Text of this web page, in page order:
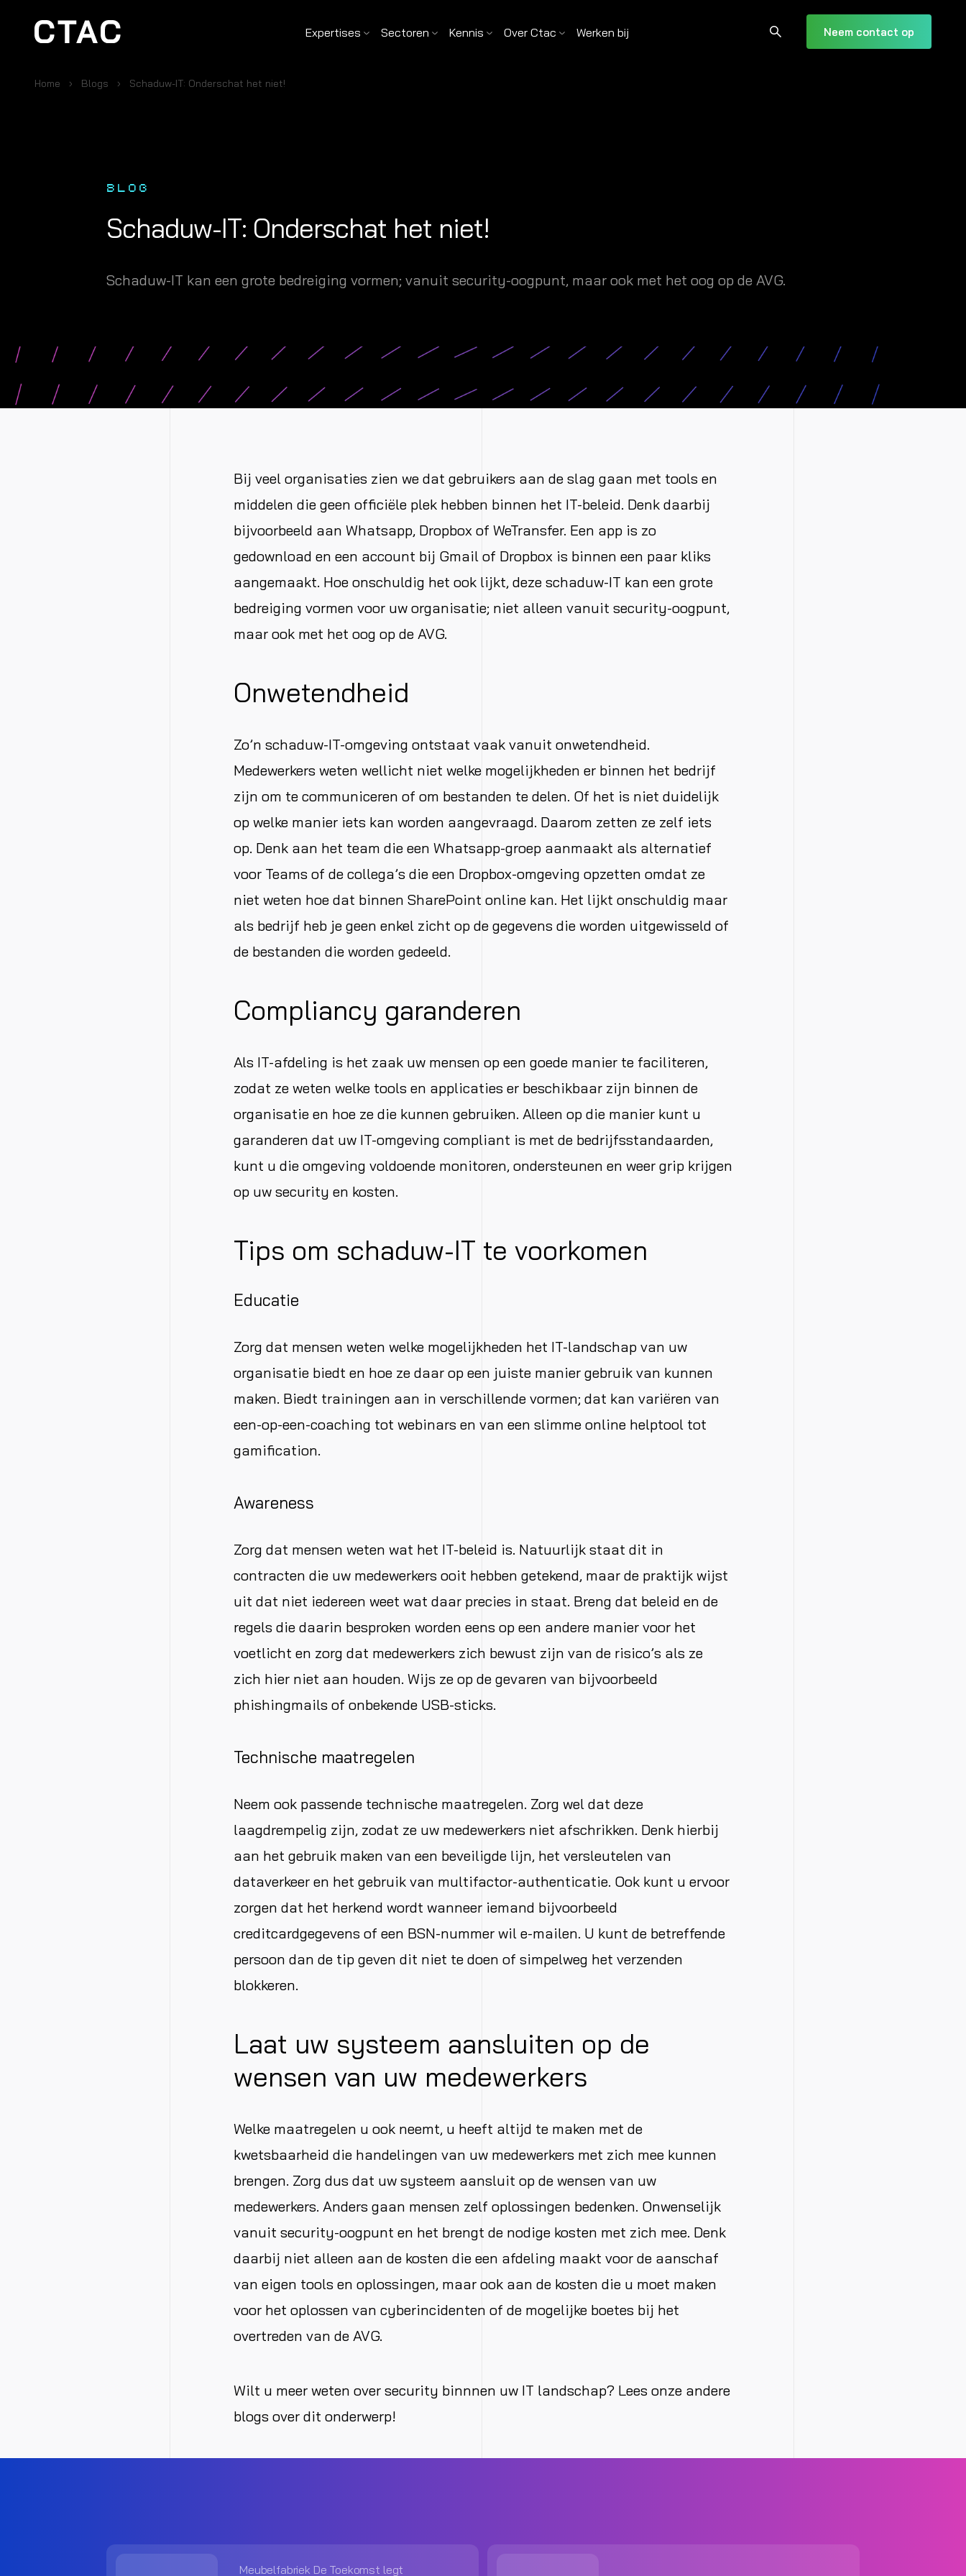
Expertises Sectoren Kennis Over Ctac Werken bij Neem contact op
Home Blogs Schaduw-IT: Onderschat het niet!
BLOG
Schaduw-IT: Onderschat het niet!
Schaduw-IT kan een grote bedreiging vormen; vanuit security-oogpunt, maar ook met het oog op de AVG.
Bij veel organisaties zien we dat gebruikers aan de slag gaan met tools en
middelen die geen officiële plek hebben binnen het IT-beleid. Denk daarbij
bijvoorbeeld aan Whatsapp, Dropbox of WeTransfer. Een app is zo
gedownload en een account bij Gmail of Dropbox is binnen een paar kliks
aangemaakt. Hoe onschuldig het ook lijkt, deze schaduw-IT kan een grote
bedreiging vormen voor uw organisatie; niet alleen vanuit security-oogpunt,
maar ook met het oog op de AVG.
Onwetendheid
Zo’n schaduw-IT-omgeving ontstaat vaak vanuit onwetendheid.
Medewerkers weten wellicht niet welke mogelijkheden er binnen het bedrijf
zijn om te communiceren of om bestanden te delen. Of het is niet duidelijk
op welke manier iets kan worden aangevraagd. Daarom zetten ze zelf iets
op. Denk aan het team die een Whatsapp-groep aanmaakt als alternatief
voor Teams of de collega’s die een Dropbox-omgeving opzetten omdat ze
niet weten hoe dat binnen SharePoint online kan. Het lijkt onschuldig maar
als bedrijf heb je geen enkel zicht op de gegevens die worden uitgewisseld of
de bestanden die worden gedeeld.
Compliancy garanderen
Als IT-afdeling is het zaak uw mensen op een goede manier te faciliteren,
zodat ze weten welke tools en applicaties er beschikbaar zijn binnen de
organisatie en hoe ze die kunnen gebruiken. Alleen op die manier kunt u
garanderen dat uw IT-omgeving compliant is met de bedrijfsstandaarden,
kunt u die omgeving voldoende monitoren, ondersteunen en weer grip krijgen
op uw security en kosten.
Tips om schaduw-IT te voorkomen
Educatie
Zorg dat mensen weten welke mogelijkheden het IT-landschap van uw
organisatie biedt en hoe ze daar op een juiste manier gebruik van kunnen
maken. Biedt trainingen aan in verschillende vormen; dat kan variëren van
een-op-een-coaching tot webinars en van een slimme online helptool tot
gamification.
Awareness
Zorg dat mensen weten wat het IT-beleid is. Natuurlijk staat dit in
contracten die uw medewerkers ooit hebben getekend, maar de praktijk wijst
uit dat niet iedereen weet wat daar precies in staat. Breng dat beleid en de
regels die daarin besproken worden eens op een andere manier voor het
voetlicht en zorg dat medewerkers zich bewust zijn van de risico’s als ze
zich hier niet aan houden. Wijs ze op de gevaren van bijvoorbeeld
phishingmails of onbekende USB-sticks.
Technische maatregelen
Neem ook passende technische maatregelen. Zorg wel dat deze
laagdrempelig zijn, zodat ze uw medewerkers niet afschrikken. Denk hierbij
aan het gebruik maken van een beveiligde lijn, het versleutelen van
dataverkeer en het gebruik van multifactor-authenticatie. Ook kunt u ervoor
zorgen dat het herkend wordt wanneer iemand bijvoorbeeld
creditcardgegevens of een BSN-nummer wil e-mailen. U kunt de betreffende
persoon dan de tip geven dit niet te doen of simpelweg het verzenden
blokkeren.
Laat uw systeem aansluiten op de
wensen van uw medewerkers
Welke maatregelen u ook neemt, u heeft altijd te maken met de
kwetsbaarheid die handelingen van uw medewerkers met zich mee kunnen
brengen. Zorg dus dat uw systeem aansluit op de wensen van uw
medewerkers. Anders gaan mensen zelf oplossingen bedenken. Onwenselijk
vanuit security-oogpunt en het brengt de nodige kosten met zich mee. Denk
daarbij niet alleen aan de kosten die een afdeling maakt voor de aanschaf
van eigen tools en oplossingen, maar ook aan de kosten die u moet maken
voor het oplossen van cyberincidenten of de mogelijke boetes bij het
overtreden van de AVG.
Wilt u meer weten over security binnnen uw IT landschap? Lees onze andere
blogs over dit onderwerp!
Meubelfabriek De Toekomst legt